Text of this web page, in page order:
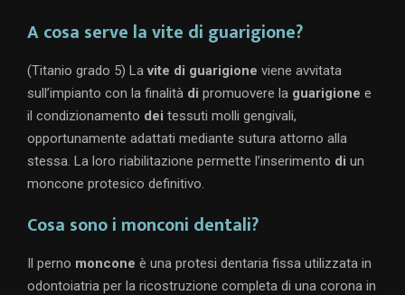
A cosa serve la vite di guarigione?
(Titanio grado 5) Lavite di guarigione viene avvitata
sull’impianto con la finalità di promuovere la guarigione e
il condizionamento dei tessuti molli gengivali,
opportunamente adattati mediante sutura attorno alla
stessa. La loro riabilitazione permette l’inserimento di un
moncone protesico definitivo.
Cosa sono i monconi dentali?
Il perno moncone è una protesi dentaria fissa utilizzata in
odontoiatria per la ricostruzione completa di una corona in